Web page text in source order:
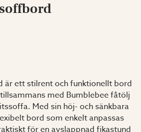
är ett stilrent och funktionellt bord
med Bumblebee fåtölj
Med sin höj- och sänkbara
bord som enkelt anpassas
för en avslappnad fikastund